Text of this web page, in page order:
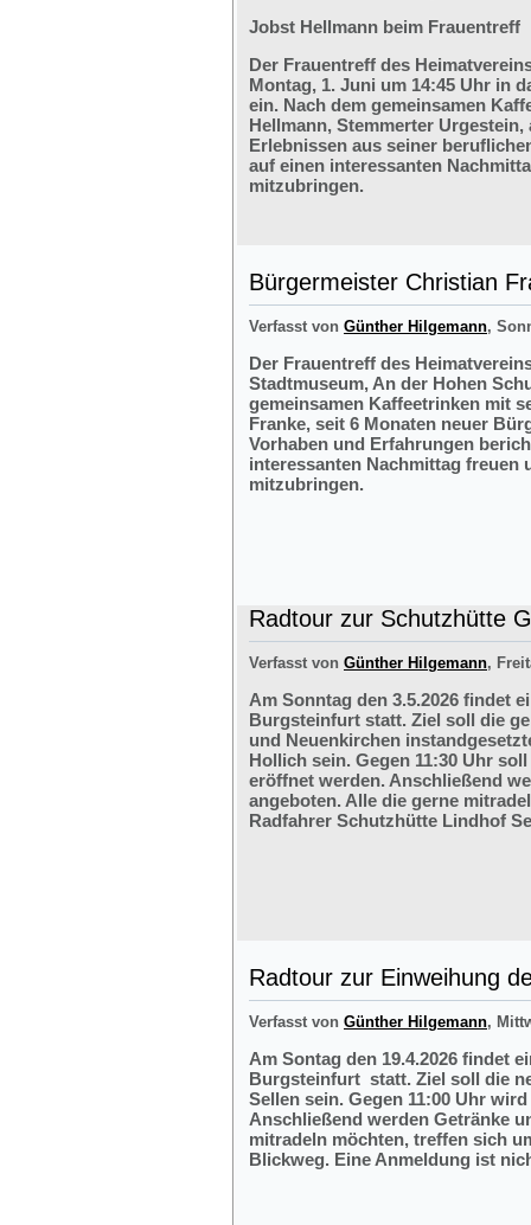
Jobst Hellmann beim Frauentreff
Der Frauentreff des
Montag, 1. Juni um 14:45 Uhr in
ein. Nach dem gemeinsamen
Hellmann, Stemmerter
Erlebnissen aus seiner
auf einen interessanten
mitzubringen.
Bürgermeister Christian
Verfasst von Günther Hilgemann,
Der Frauentreff des
Stadtmuseum, An der Hohen
gemeinsamen Kaffeetrinken mit
Franke, seit 6 Monaten neuer
Vorhaben und Erfahrungen
interessanten Nachmittag freuen
mitzubringen.
Radtour zur Schutzhütte
Verfasst von Günther Hilgemann,
Am Sonntag den 3.5.2026 findet
Burgsteinfurt statt. Ziel soll die
und Neuenkirchen
Hollich sein. Gegen 11:30 Uhr
eröffnet werden. Anschließend
angeboten. Alle die gerne
Radfahrer Schutzhütte Lindhof
Radtour zur Einweihung
Verfasst von Günther Hilgemann,
Am Sontag den 19.4.2026 findet
Burgsteinfurt statt. Ziel soll die
Sellen sein. Gegen 11:00 Uhr
Anschließend werden Getränke
mitradeln möchten, treffen sich
Blickweg. Eine Anmeldung ist